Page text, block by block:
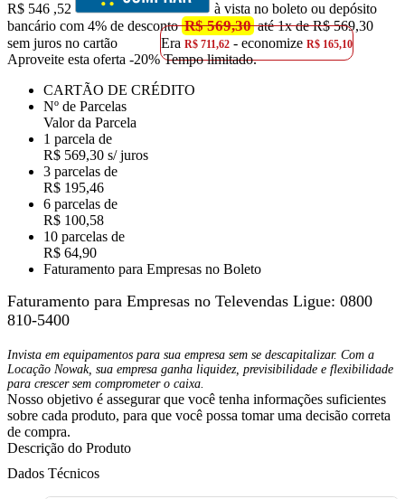
R$ 546 ,52
à vista no boleto ou depósito
bancário com 4% de desconto R$ 569,30até 1x de R$ 569,30
sem juros no cartão
EraR$ 711,62 - economizeR$ 165,10
Aproveite esta oferta -20% Tempo limitado.
CARTÃO DE CRÉDITO
Nº de Parcelas
Valor da Parcela
1 parcela de
R$ 569,30 s/ juros
3 parcelas de
R$ 195,46
6 parcelas de
R$ 100,58
10 parcelas de
R$ 64,90
Faturamento para Empresas no Boleto
Faturamento para Empresas no Televendas Ligue: 0800
810-5400
Invista em equipamentos para sua empresa sem se descapitalizar. Com a
Locação Nowak, sua empresa ganha liquidez, previsibilidade e flexibilidade
para crescer sem comprometer o caixa.
Nosso objetivo é assegurar que você tenha informações suficientes
sobre cada produto, para que você possa tomar uma decisão correta
de compra.
Descrição do Produto
Dados Técnicos